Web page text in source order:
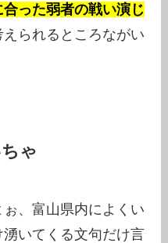
合った弱者の戦い演じ
えられるところながい
ゃ
、富山県内によくい
いてくる文句だけ言